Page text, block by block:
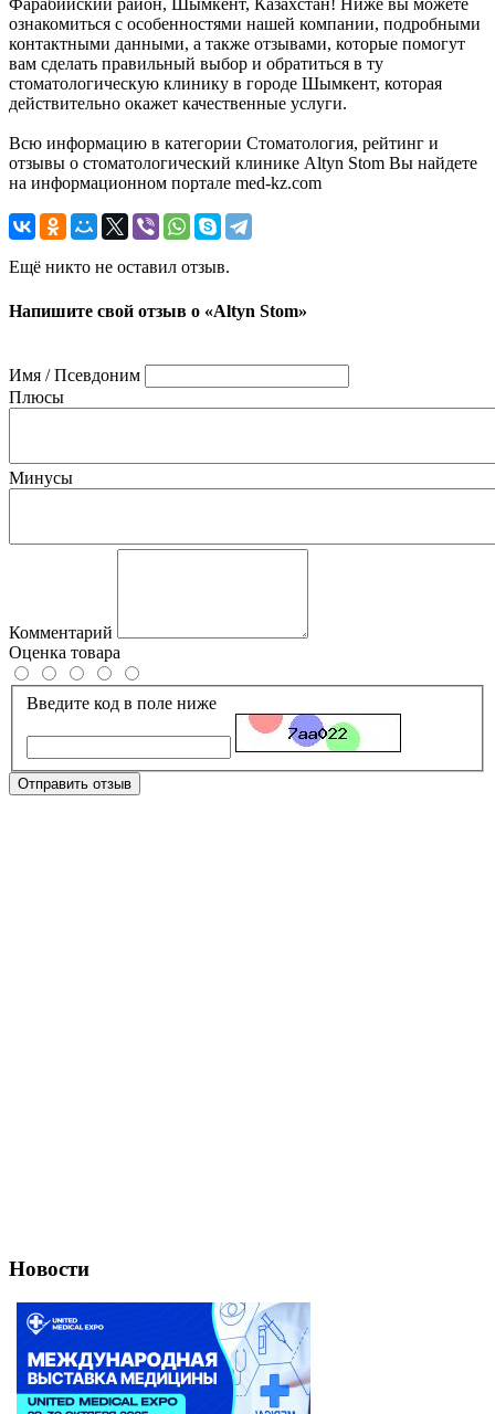
Фарабийский район, Шымкент, Казахстан! Ниже вы можете
ознакомиться с особенностями нашей компании, подробными
контактными данными, а также отзывами, которые помогут
вам сделать правильный выбор и обратиться в ту
стоматологическую клинику в городе Шымкент, которая
действительно окажет качественные услуги.
Всю информацию в категории Стоматология, рейтинг и
отзывы о стоматологический клинике Altyn Stom Вы найдете
на информационном портале med-kz.com
Ещё никто не оставил отзыв.
Напишите свой отзыв о «Altyn Stom»
Имя / Псевдоним
Плюсы
Минусы
Комментарий
Оценка товара
Введите код в поле ниже
Отправить отзыв
Новости